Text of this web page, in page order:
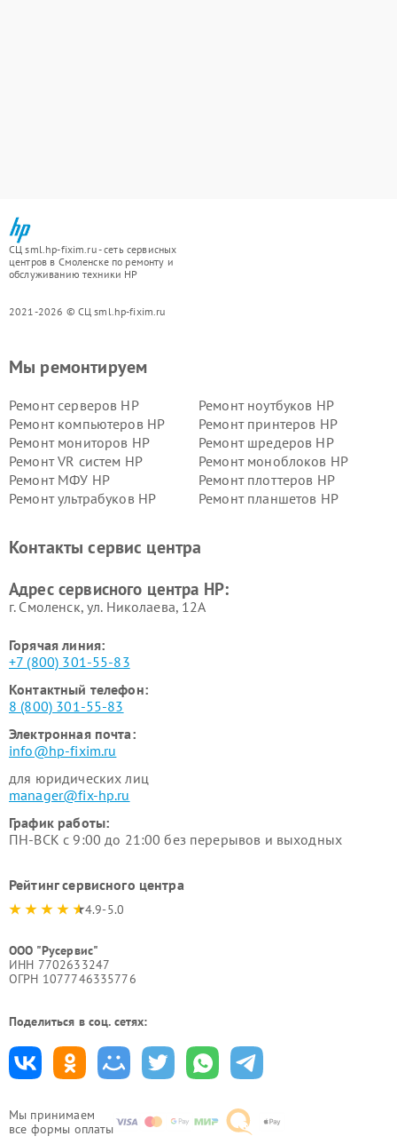
СЦ sml.hp-fixim.ru - сеть сервисных
центров в Смоленске по ремонту и
обслуживанию техники HP
2021-2026 © СЦ sml.hp-fixim.ru
Мы принимаем
все формы оплаты
Мы ремонтируем
Ремонт серверов HP
Ремонт ноутбуков HP
Ремонт компьютеров HP
Ремонт принтеров HP
Ремонт мониторов HP
Ремонт шредеров HP
Ремонт VR систем HP
Ремонт моноблоков HP
Ремонт МФУ HP
Ремонт плоттеров HP
Ремонт ультрабуков HP
Ремонт планшетов HP
Контакты сервис центра
Адрес сервисного центра HP:
г. Смоленск, ул. Николаева, 12А
Горячая линия:
+7 (800) 301-55-83
Контактный телефон:
8 (800) 301-55-83
Электронная почта:
info@hp-fixim.ru
для юридических лиц
manager@fix-hp.ru
График работы:
ПН-ВСК с 9:00 до 21:00 без перерывов и выходных
Рейтинг сервисного центра
4.9-5.0
ООО "Русервис"
ИНН 7702633247
ОГРН 1077746335776
Поделиться в соц. сетях: